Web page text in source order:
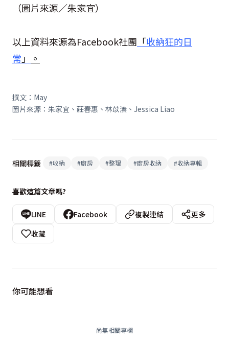
（圖片來源／朱家宜）
以上資料來源為Facebook社團 「收納狂的日
常 」 。
撰文：May
圖片來源：朱家宜、莊春惠、林苡溱、Jessica Liao
相關標籤 #收納 #廚房 #整理 #廚房收納 #收納專輯
喜歡這篇文章嗎?
LINE Facebook 複製連結
更多
收藏
你可能想看
尚無相關專欄